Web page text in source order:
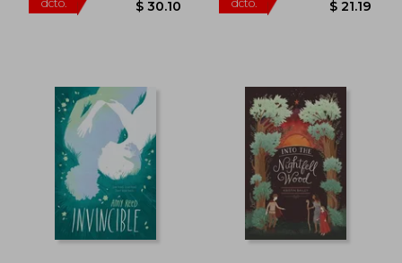
40%
dcto.
40%
dcto.